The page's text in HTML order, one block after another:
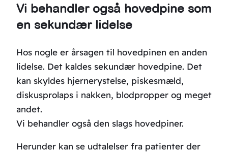
Vi behandler også hovedpine som
en sekundær lidelse
Hos nogle er årsagen til hovedpinen en anden
lidelse. Det kaldes sekundær hovedpine. Det
kan skyldes hjernerystelse, piskesmæld,
diskusprolaps i nakken, blodpropper og meget
andet.
Vi behandler også den slags hovedpiner.
Herunder kan se udtalelser fra patienter der